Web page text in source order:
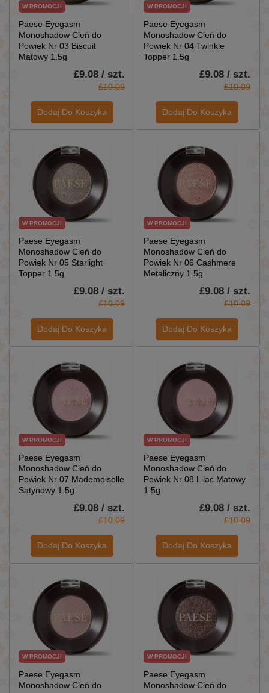
W PROMOCJI
Paese Eyegasm
Monoshadow Cień do
Powiek Nr 03 Biscuit
Matowy 1.5g
£9.08 / szt.
£10.09
Dodaj Do Koszyka
W PROMOCJI
Paese Eyegasm
Monoshadow Cień do
Powiek Nr 04 Twinkle
Topper 1.5g
£9.08 / szt.
£10.09
Dodaj Do Koszyka
W PROMOCJI
Paese Eyegasm
Monoshadow Cień do
Powiek Nr 05 Starlight
Topper 1.5g
£9.08 / szt.
£10.09
Dodaj Do Koszyka
W PROMOCJI
Paese Eyegasm
Monoshadow Cień do
Powiek Nr 06 Cashmere
Metaliczny 1.5g
£9.08 / szt.
£10.09
Dodaj Do Koszyka
W PROMOCJI
Paese Eyegasm
Monoshadow Cień do
Powiek Nr 07 Mademoiselle
Satynowy 1.5g
£9.08 / szt.
£10.09
Dodaj Do Koszyka
W PROMOCJI
Paese Eyegasm
Monoshadow Cień do
Powiek Nr 08 Lilac Matowy
1.5g
£9.08 / szt.
£10.09
Dodaj Do Koszyka
W PROMOCJI
Paese Eyegasm
Monoshadow Cień do
W PROMOCJI
Paese Eyegasm
Monoshadow Cień do